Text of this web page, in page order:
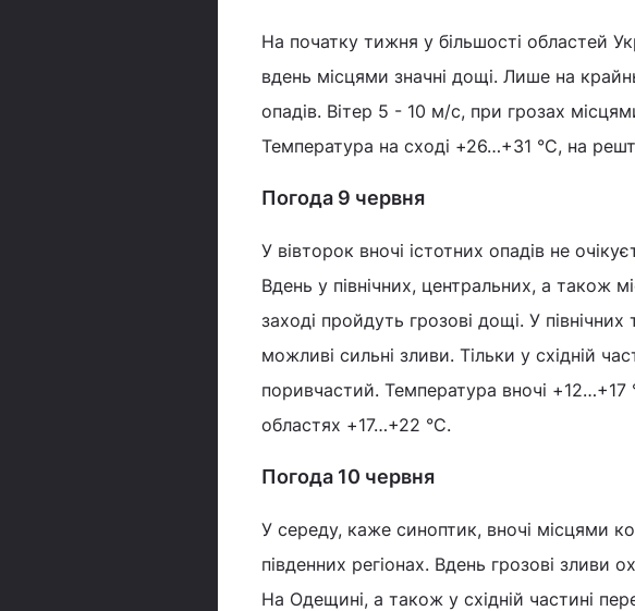
На початку тижня у більшості областей
вдень місцями значні дощі. Лише на
опадів. Вітер 5 - 10 м/с, при грозах
Температура на сході +26…+31 °С, на
Погода 9 червня
У вівторок вночі істотних опадів не
Вдень у північних, центральних, а також
заході пройдуть грозові дощі. У
можливі сильні зливи. Тільки у східній
поривчастий. Температура вночі +12…+17
областях +17…+22 °С.
Погода 10 червня
У середу, каже синоптик, вночі місцями
південних регіонах. Вдень грозові зливи
На Одещині, а також у східній частині